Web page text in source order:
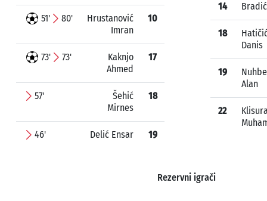
51' 80'
Hrustanović
Imran
10
73' 73'
Kaknjo
Ahmed
17
57'
Šehić
Mirnes
18
46' Delić Ensar 19
14
18
Danis
19
Alan
22
Rezervni igrači